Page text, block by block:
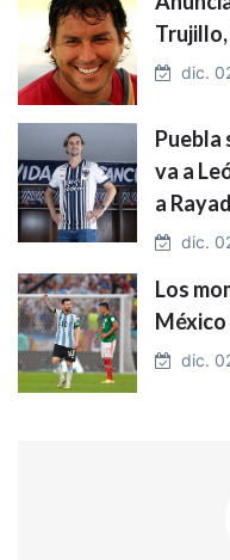
dic.
Puebla
va a
a
dic.
Los
dic.